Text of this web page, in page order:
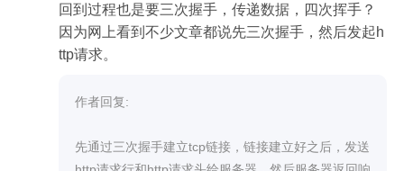
回到过程也是要三次握手，传递数据，四次挥手？
因为网上看到不少文章都说先三次握手，然后发起h
ttp请求。
作者回复:
先通过三次握手建立tcp链接，链接建立好之后，发送